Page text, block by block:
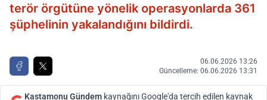
terör örgütüne yönelik operasyonlarda 361
şüphelinin yakalandığını bildirdi.
06.06.2026 13:26
Güncelleme: 06.06.2026 13:31
Kastamonu Gündem kaynağını Google'da tercih edilen kaynak